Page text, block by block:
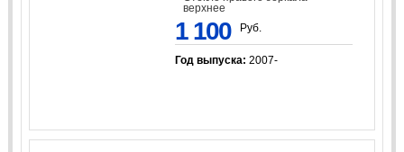
верхнее
1 100 Руб.
Год выпуска: 2007-